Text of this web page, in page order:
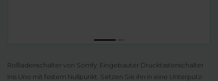
Rollladenschalter von Somfy: Eingebauter Drucktastenschalter
Inis Uno mit festem Nullpunkt. Setzen Sie ihn in eine Unterputz-